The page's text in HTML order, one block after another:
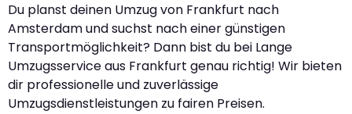
Du planst deinen Umzug von Frankfurt nach
Amsterdam und suchst nach einer günstigen
Transportmöglichkeit? Dann bist du bei Lange
Umzugsservice aus Frankfurt genau richtig! Wir bieten
dir professionelle und zuverlässige
Umzugsdienstleistungen zu fairen Preisen.